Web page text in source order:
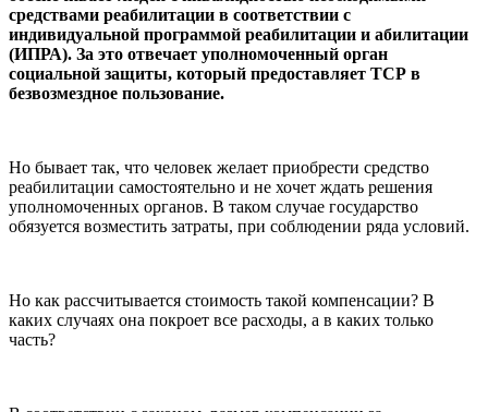
средствами реабилитации в соответствии с
индивидуальной программой реабилитации и абилитации
(ИПРА). За это отвечает уполномоченный орган
социальной защиты, который предоставляет ТСР в
безвозмездное пользование.
Но бывает так, что человек желает приобрести средство
реабилитации самостоятельно и не хочет ждать решения
уполномоченных органов. В таком случае государство
обязуется возместить затраты, при соблюдении ряда условий.
Но как рассчитывается стоимость такой компенсации? В
каких случаях она покроет все расходы, а в каких только
часть?